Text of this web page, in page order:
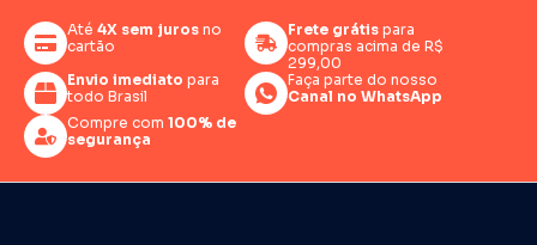
Até 4X sem juros no
cartão
Frete grátispara
compras acima de R$
299,00
Envio imediato para
todo Brasil
Faça parte do nosso
Canal no WhatsApp
Compre com 100% de
segurança